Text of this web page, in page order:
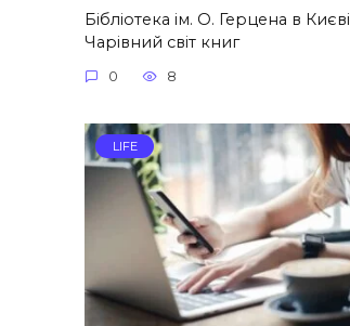
Бібліотека ім. О. Герцена в Києві
Чарівний світ книг
0 8
LIFE